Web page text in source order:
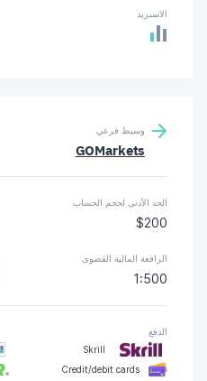
الاسبريد
وسيط فرعي
GOMarkets
الحد الأدنى لحجم الحساب
$200
الرافعة المالية القصوى
1:500
الدفع
Skrill
Credit/debit cards